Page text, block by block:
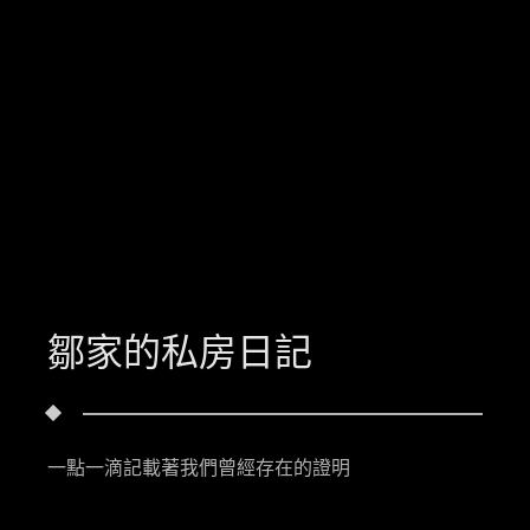
鄒家的私房日記
一點一滴記載著我們曾經存在的證明